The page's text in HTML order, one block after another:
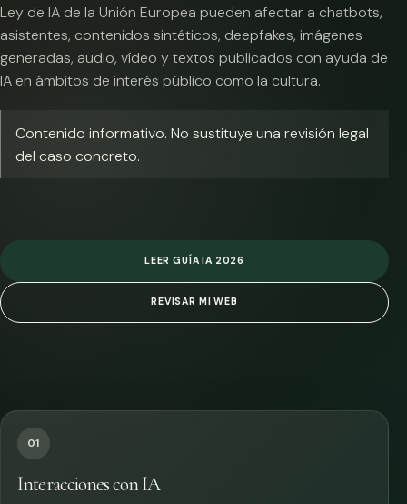
Ley de IA de la Unión Europea pueden afectar a chatbots,
asistentes, contenidos sintéticos, deepfakes, imágenes
generadas, audio, vídeo y textos publicados con ayuda de
IA en ámbitos de interés público como la cultura.
Contenido informativo. No sustituye una revisión legal
del caso concreto.
LEER GUÍA IA 2026
REVISAR MI WEB
01
Interacciones con IA